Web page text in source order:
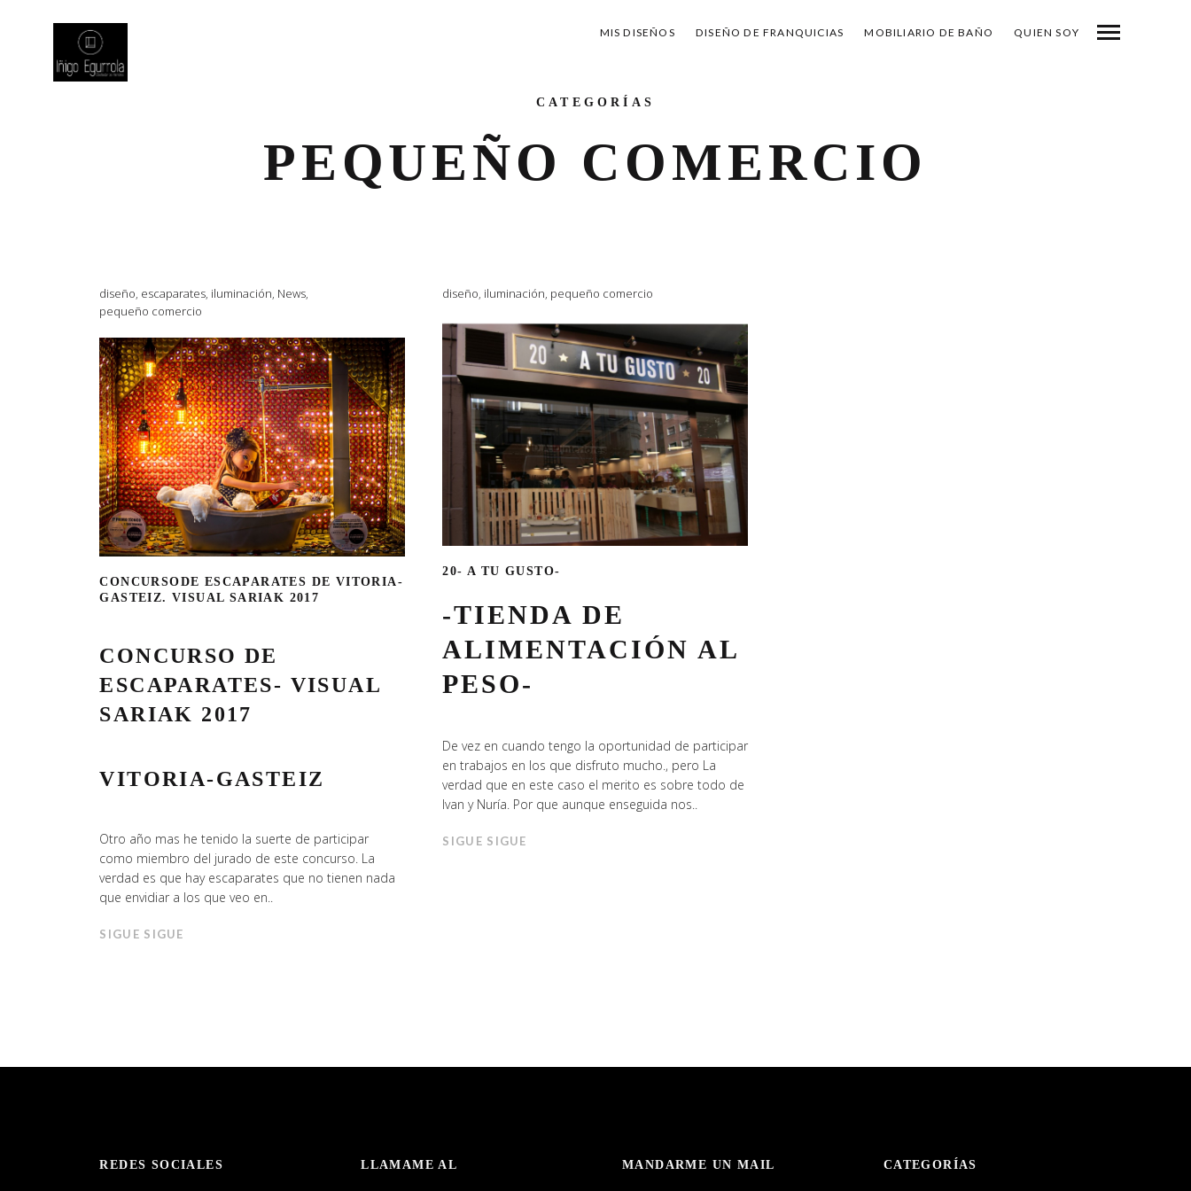
MIS DISEÑOS DISEÑO DE FRANQUICIAS MOBILIARIO DE BAÑO QUIEN SOY
CATEGORÍAS
PEQUEÑO COMERCIO
diseño, escaparates, iluminación, News,
pequeño comercio
CONCURSODE ESCAPARATES DE VITORIA-
GASTEIZ. VISUAL SARIAK 2017
CONCURSO DE
ESCAPARATES- VISUAL
SARIAK 2017
VITORIA-GASTEIZ
Otro año mas he tenido la suerte de participar
como miembro del jurado de este concurso. La
verdad es que hay escaparates que no tienen nada
que envidiar a los que veo en..
SIGUE SIGUE
diseño, iluminación, pequeño comercio
20- A TU GUSTO-
-TIENDA DE
ALIMENTACIÓN AL
PESO-
De vez en cuando tengo la oportunidad de participar
en trabajos en los que disfruto mucho., pero La
verdad que en este caso el merito es sobre todo de
Ivan y Nuría. Por que aunque enseguida nos..
SIGUE SIGUE
REDES SOCIALES LLAMAME AL MANDARME UN MAIL CATEGORÍAS